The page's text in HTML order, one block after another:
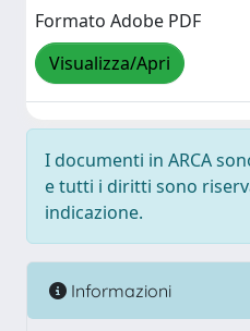
Formato Adobe PDF
Visualizza/Apri
I documenti in ARCA
e tutti i diritti sono
indicazione.
Informazioni